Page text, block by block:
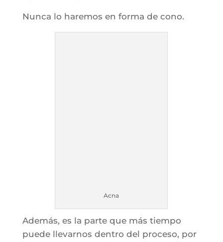
Nunca lo haremos en forma de cono.
Acna
Además, es la parte que más tiempo
puede llevarnos dentro del proceso, por